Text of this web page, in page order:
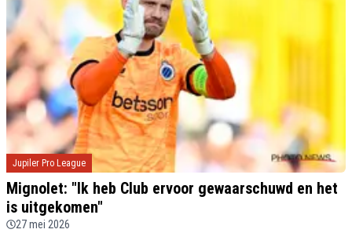
Jupiler Pro League
Mignolet: "Ik heb Club ervoor gewaarschuwd en het
is uitgekomen"
27 mei 2026